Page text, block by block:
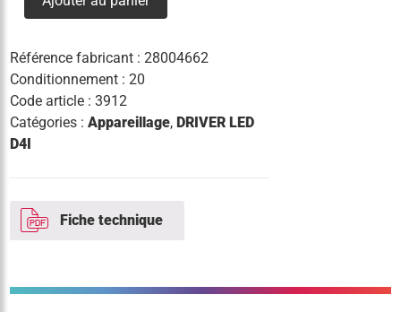
lco
40/200-
nfc
pre3
d4i
Référence fabricant :28004662
Conditionnement : 20
Code article :3912
Catégories :Appareillage,DRIVER LED
D4I
Fiche technique